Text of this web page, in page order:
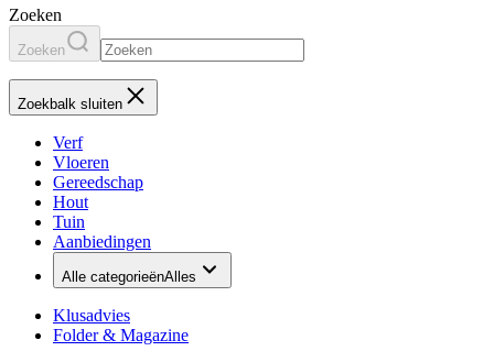
Zoeken
Zoeken
Zoekbalk sluiten
Verf
Vloeren
Gereedschap
Hout
Tuin
Aanbiedingen
Alle categorieënAlles
Klusadvies
Folder & Magazine